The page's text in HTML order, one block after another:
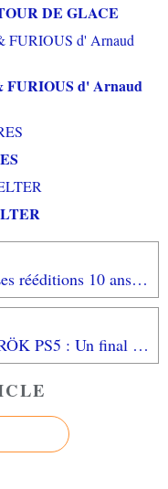
DE GLACE
d' Arnaud
[REVUE BANDE DESSINEE] Les rééditions 10 ans RUE DES SEVRES
[TEST] GOD OF WAR RAGNARÖK PS5 : Un final de la saga nordique tout en beauté!